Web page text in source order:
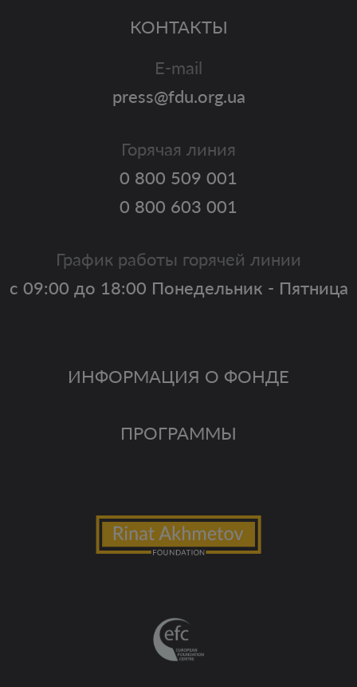
ИНФОРМАЦИЯ О ФОНДЕ
ПРОГРАММЫ
КОНТАКТЫ
E-mail
press@fdu.org.ua
Горячая линия
0 800 509 001
0 800 603 001
График работы горячей линии
с 09:00 до 18:00 Понедельник - Пятница